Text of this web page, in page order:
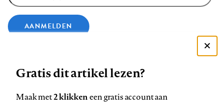
mailadres
AANMELDEN
ons
Zie onze cookie policy
Gratis dit artikel lezen?
Maak met2 klikkeneen gratis account aan